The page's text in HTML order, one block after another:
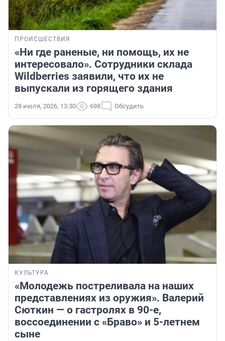
ПРОИСШЕСТВИЯ
«Ни где раненые, ни помощь, их не
интересовало». Сотрудники склада
Wildberries заявили, что их не
выпускали из горящего здания
28 июля, 2026, 13:30 698 Обсудить
КУЛЬТУРА
«Молодежь постреливала на наших
представлениях из оружия». Валерий
Сюткин — о гастролях в 90-е,
воссоединении с «Браво» и 5-летнем
сыне